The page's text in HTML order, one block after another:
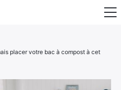
placer votre bac à compost à cet